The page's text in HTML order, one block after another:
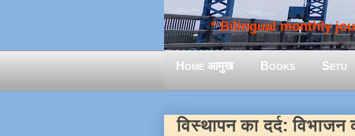
* Bilingual monthly
Home आमुख Books Setu
विस्थापन का दर्द: विभाजन